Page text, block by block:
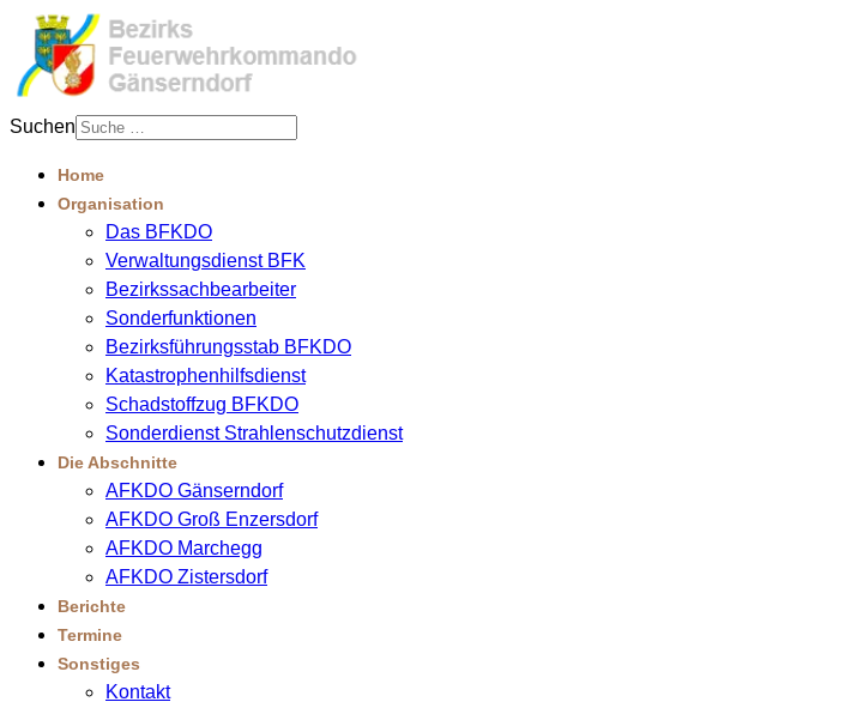
Suchen
Home
Organisation
Das BFKDO
Verwaltungsdienst BFK
Bezirkssachbearbeiter
Sonderfunktionen
Bezirksführungsstab BFKDO
Katastrophenhilfsdienst
Schadstoffzug BFKDO
Sonderdienst Strahlenschutzdienst
Die Abschnitte
AFKDO Gänserndorf
AFKDO Groß Enzersdorf
AFKDO Marchegg
AFKDO Zistersdorf
Berichte
Termine
Sonstiges
Kontakt